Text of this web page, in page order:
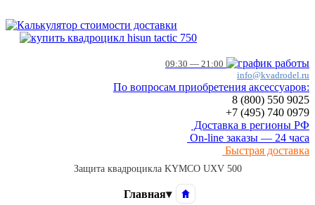
09:30 — 21:00
info@kvadrodel.ru
По вопросам приобретения аксессуаров:
8 (800) 550 9025
+7 (495) 740 0979
Доставка в регионы РФ
On-line заказы — 24 часа
Быстрая доставка
Защита квадроцикла KYMCO UXV 500
Главная▾